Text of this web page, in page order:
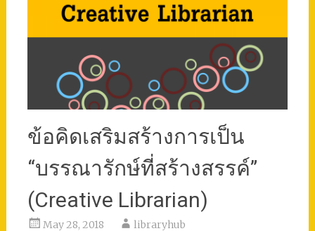
ข้อคิดเสริมสร้างการเป็น
“บรรณารักษ์ที่สร้างสรรค์”
(Creative Librarian)
May 28, 2018 libraryhub